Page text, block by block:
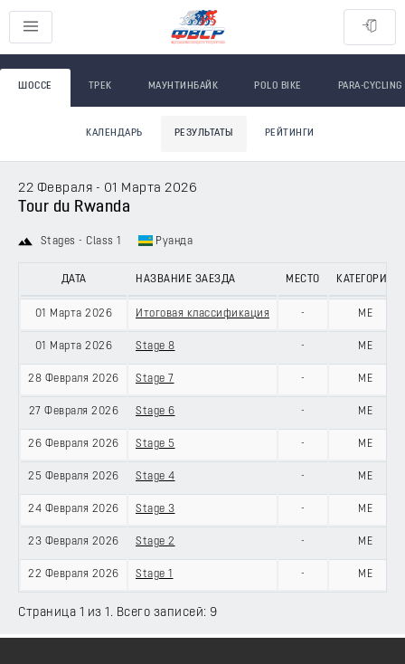
ШОССЕ ТРЕК МАУНТИНБАЙК POLO BIKE PARA-CYCLING
КАЛЕНДАРЬ РЕЗУЛЬТАТЫ РЕЙТИНГИ
22 Февраля - 01 Марта 2026
Tour du Rwanda
Stages - Class 1 Руанда
ДАТА НАЗВАНИЕ ЗАЕЗДА МЕСТО КАТЕГОРИЯ
01 Марта 2026 Итоговая классификация - ME
01 Марта 2026 Stage 8 - ME
28 Февраля 2026 Stage 7 - ME
27 Февраля 2026 Stage 6 - ME
26 Февраля 2026 Stage 5 - ME
25 Февраля 2026 Stage 4 - ME
24 Февраля 2026 Stage 3 - ME
23 Февраля 2026 Stage 2 - ME
22 Февраля 2026 Stage 1 - ME
Страница 1 из 1. Всего записей: 9